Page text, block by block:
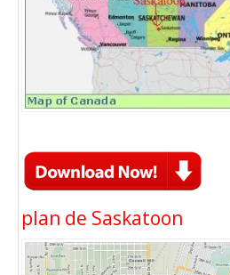
plan de Saskatoon